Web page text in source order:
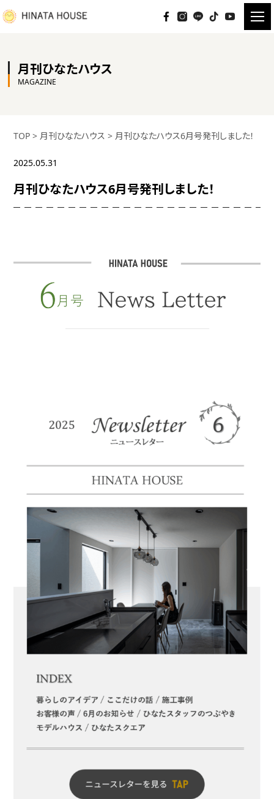
月刊ひなたハウス
MAGAZINE
TOP > 月刊ひなたハウス > 月刊ひなたハウス6月号発刊しました！
2025.05.31
月刊ひなたハウス6月号発刊しました！